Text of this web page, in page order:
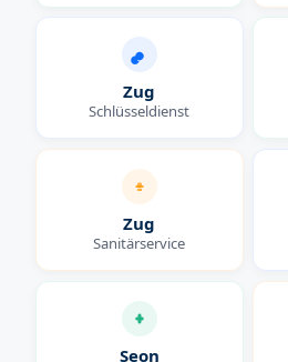
Zug
Schlüsseldienst
Zug
Sanitärservice
Seon